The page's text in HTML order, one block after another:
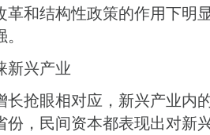
革和结构性政策的作用下明
兴产业
抢眼相对应，新兴产业内
份，民间资本都表现出对新